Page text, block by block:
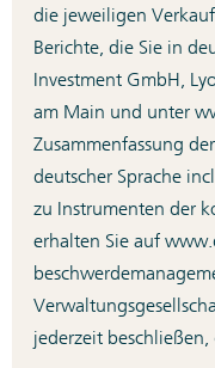
die jeweiligen
Berichte, die Sie in
Investment GmbH,
am Main und unter
Zusammenfassung
deutscher Sprache
zu Instrumenten der
erhalten Sie auf
jederzeit
neben den auf
Anlagebetrag von
Kosten:
einmalig beim Kauf,
durchschnittliche
Kosten variieren je nach
Ihrer depotführenden
Fonds (BVI-Methode) berücksichtigt
Die BVI Methode
und abgeführten Steuern
Kosten können auf
nicht berücksichtigt werden.
Stelle.
der Wertentwicklung der
von der hier dargestellten